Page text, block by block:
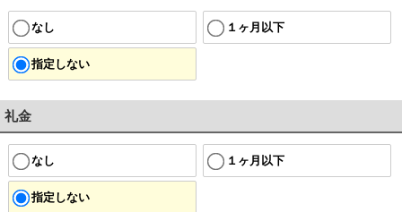
なし １ヶ月以下
指定しない
礼金
なし １ヶ月以下
指定しない